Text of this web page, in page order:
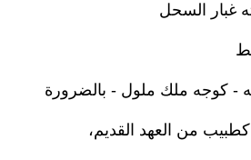
غبار السحل
- كوجه ملك ملول - بالضرورة
من العهد القديم،